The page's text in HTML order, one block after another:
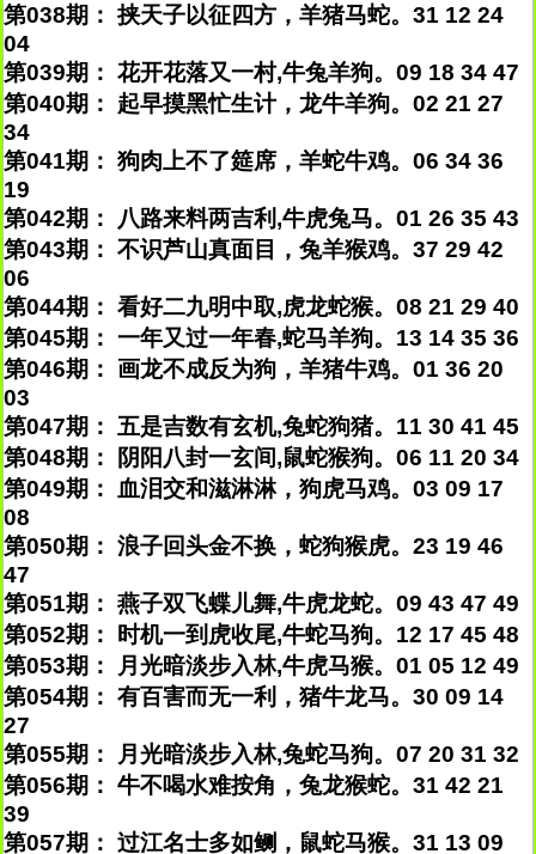
第038期： 挟天子以征四方，羊猪马蛇。31 12 24
04
第039期： 花开花落又一村,牛兔羊狗。09 18 34 47
第040期： 起早摸黑忙生计，龙牛羊狗。02 21 27
34
第041期： 狗肉上不了筵席，羊蛇牛鸡。06 34 36
19
第042期： 八路来料两吉利,牛虎兔马。01 26 35 43
第043期： 不识芦山真面目，兔羊猴鸡。37 29 42
06
第044期： 看好二九明中取,虎龙蛇猴。08 21 29 40
第045期： 一年又过一年春,蛇马羊狗。13 14 35 36
第046期： 画龙不成反为狗，羊猪牛鸡。01 36 20
03
第047期： 五是吉数有玄机,兔蛇狗猪。11 30 41 45
第048期： 阴阳八封一玄间,鼠蛇猴狗。06 11 20 34
第049期： 血泪交和滋淋淋，狗虎马鸡。03 09 17
08
第050期： 浪子回头金不换，蛇狗猴虎。23 19 46
47
第051期： 燕子双飞蝶儿舞,牛虎龙蛇。09 43 47 49
第052期： 时机一到虎收尾,牛蛇马狗。12 17 45 48
第053期： 月光暗淡步入林,牛虎马猴。01 05 12 49
第054期： 有百害而无一利，猪牛龙马。30 09 14
27
第055期： 月光暗淡步入林,兔蛇马狗。07 20 31 32
第056期： 牛不喝水难按角，兔龙猴蛇。31 42 21
39
第057期： 过江名士多如鲗，鼠蛇马猴。31 13 09